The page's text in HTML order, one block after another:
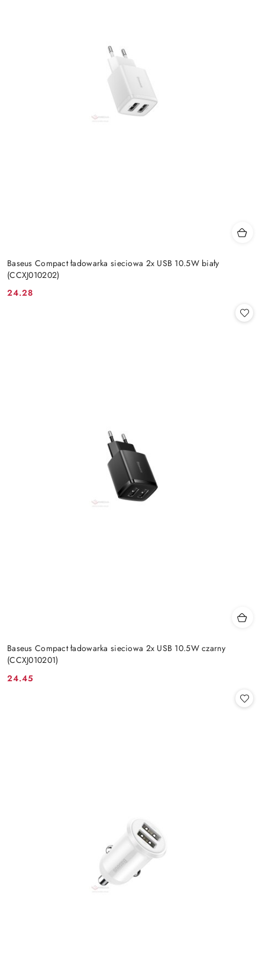
Baseus Compact ładowarka sieciowa 2x USB 10.5W biały
(CCXJ010202)
Cena:
24.28
Baseus Compact ładowarka sieciowa 2x USB 10.5W czarny
(CCXJ010201)
Cena:
24.45